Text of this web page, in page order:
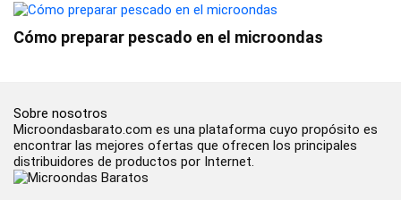
Cómo preparar pescado en el microondas
Sobre nosotros
Microondasbarato.com es una plataforma cuyo propósito es
encontrar las mejores ofertas que ofrecen los principales
distribuidores de productos por Internet.